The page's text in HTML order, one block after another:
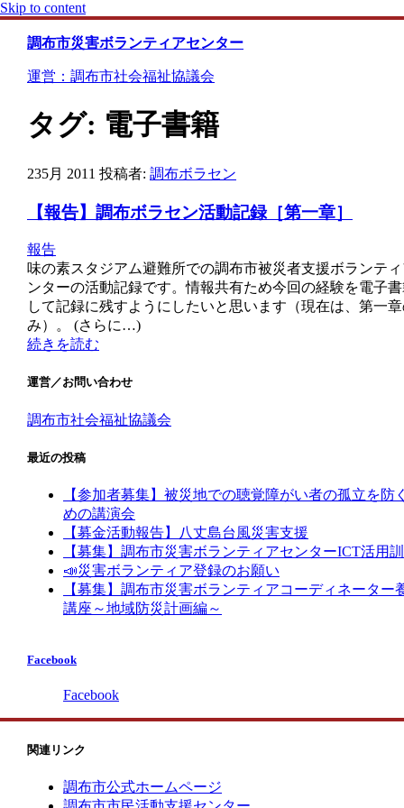
Skip to content
調布市災害ボランティアセンター
運営：調布市社会福祉協議会
タグ: 電子書籍
235月 2011 投稿者: 調布ボラセン
【報告】調布ボラセン活動記録［第一章］
報告
味の素スタジアム避難所での調布市被災者支援ボランテ
ンターの活動記録です。情報共有ため今回の経験を電子
して記録に残すようにしたいと思います（現在は、第一
み）。 (さらに…)
続きを読む
運営／お問い合わせ
調布市社会福祉協議会
最近の投稿
【参加者募集】被災地での聴覚障がい者の孤立を防
めの講演会
【募金活動報告】八丈島台風災害支援
【募集】調布市災害ボランティアセンターICT活用
📣災害ボランティア登録のお願い
【募集】調布市災害ボランティアコーディネーター
講座～地域防災計画編～
Facebook
Facebook
関連リンク
調布市公式ホームページ